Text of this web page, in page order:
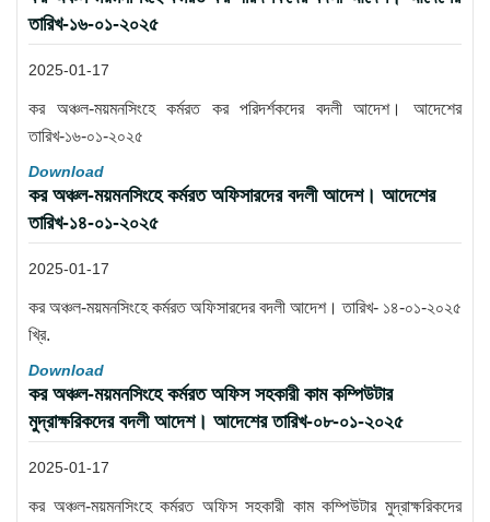
তারিখ-১৬-০১-২০২৫
2025-01-17
কর অঞ্চল-ময়মনসিংহে কর্মরত কর পরিদর্শকদের বদলী আদেশ। আদেশের
তারিখ-১৬-০১-২০২৫
Download
কর অঞ্চল-ময়মনসিংহে কর্মরত অফিসারদের বদলী আদেশ। আদেশের
তারিখ-১৪-০১-২০২৫
2025-01-17
কর অঞ্চল-ময়মনসিংহে কর্মরত অফিসারদের বদলী আদেশ। তারিখ- ১৪-০১-২০২৫
খ্রি.
Download
কর অঞ্চল-ময়মনসিংহে কর্মরত অফিস সহকারী কাম কম্পিউটার
মুদ্রাক্ষরিকদের বদলী আদেশ। আদেশের তারিখ-০৮-০১-২০২৫
2025-01-17
কর অঞ্চল-ময়মনসিংহে কর্মরত অফিস সহকারী কাম কম্পিউটার মুদ্রাক্ষরিকদের